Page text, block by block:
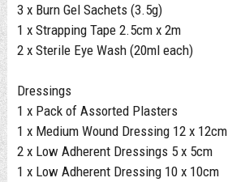
3 x Burn Gel Sachets (3.5g)
1 x Strapping Tape 2.5cm x 2m
2 x Sterile Eye Wash (20ml each)
Dressings
1 x Pack of Assorted Plasters
1 x Medium Wound Dressing 12 x 12cm
2 x Low Adherent Dressings 5 x 5cm
1 x Low Adherent Dressing 10 x 10cm